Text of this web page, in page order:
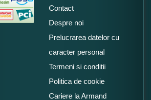
Contact
Despre noi
Prelucrarea datelor cu
caracter personal
Termeni si conditii
Politica de cookie
Cariere la Armand